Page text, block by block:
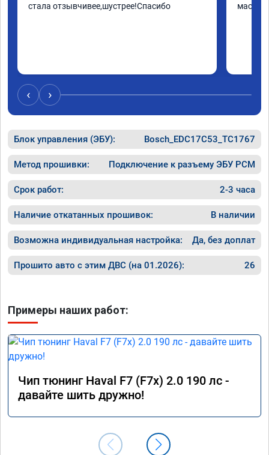
стала отзывчивее,шустрее!Спасибо
‹ ›
Блок управления (ЭБУ): Bosch_EDC17C53_TC1767
Метод прошивки: Подключение к разъему ЭБУ PCM
Срок работ: 2-3 часа
Наличие откатанных прошивок: В наличии
Возможна индивидуальная настройка: Да, без доплат
Прошито авто с этим ДВС (на 01.2026): 26
Примеры наших работ:
Чип тюнинг Haval F7 (F7x) 2.0 190 лс -
давайте шить дружно!